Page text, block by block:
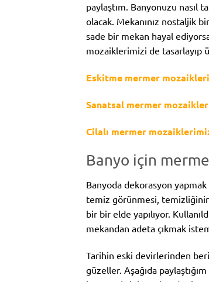
paylaştım. Banyonuzu nasıl
olacak. Mekanınız nostaljik
sade bir mekan hayal
mozaiklerimizi de
Eskitme mermer
Sanatsal mermer
Cilalı mermer
Banyo için
Banyoda dekorasyon
temiz görünmesi,
bir bir elde yapılıyor.
mekandan adeta çıkmak
Tarihin eski devirlerinden
güzeller. Aşağıda